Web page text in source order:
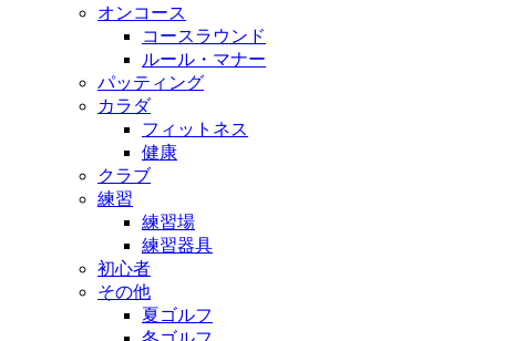
オンコース
コースラウンド
ルール・マナー
パッティング
カラダ
フィットネス
健康
クラブ
練習
練習場
練習器具
初心者
その他
夏ゴルフ